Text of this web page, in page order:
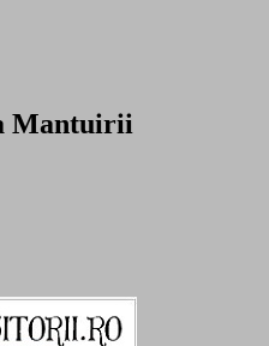
Mantuirii